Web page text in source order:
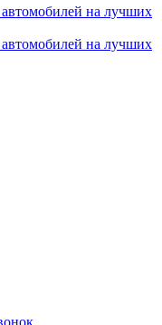
на лучших
на лучших